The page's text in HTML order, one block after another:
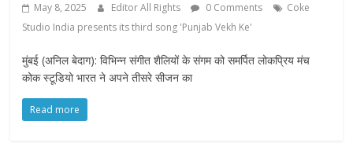
May 8, 2025 Editor All Rights 0 Comments
Coke
Studio India presents its third song 'Punjab Vekh Ke'
मुंबई (अनिल बेदाग): विभिन्‍न संगीत शैलियों के संगम को समर्पित लोकप्रिय मंच
कोक स्‍टूडियो भारत ने अपने तीसरे सीजन का
Read more